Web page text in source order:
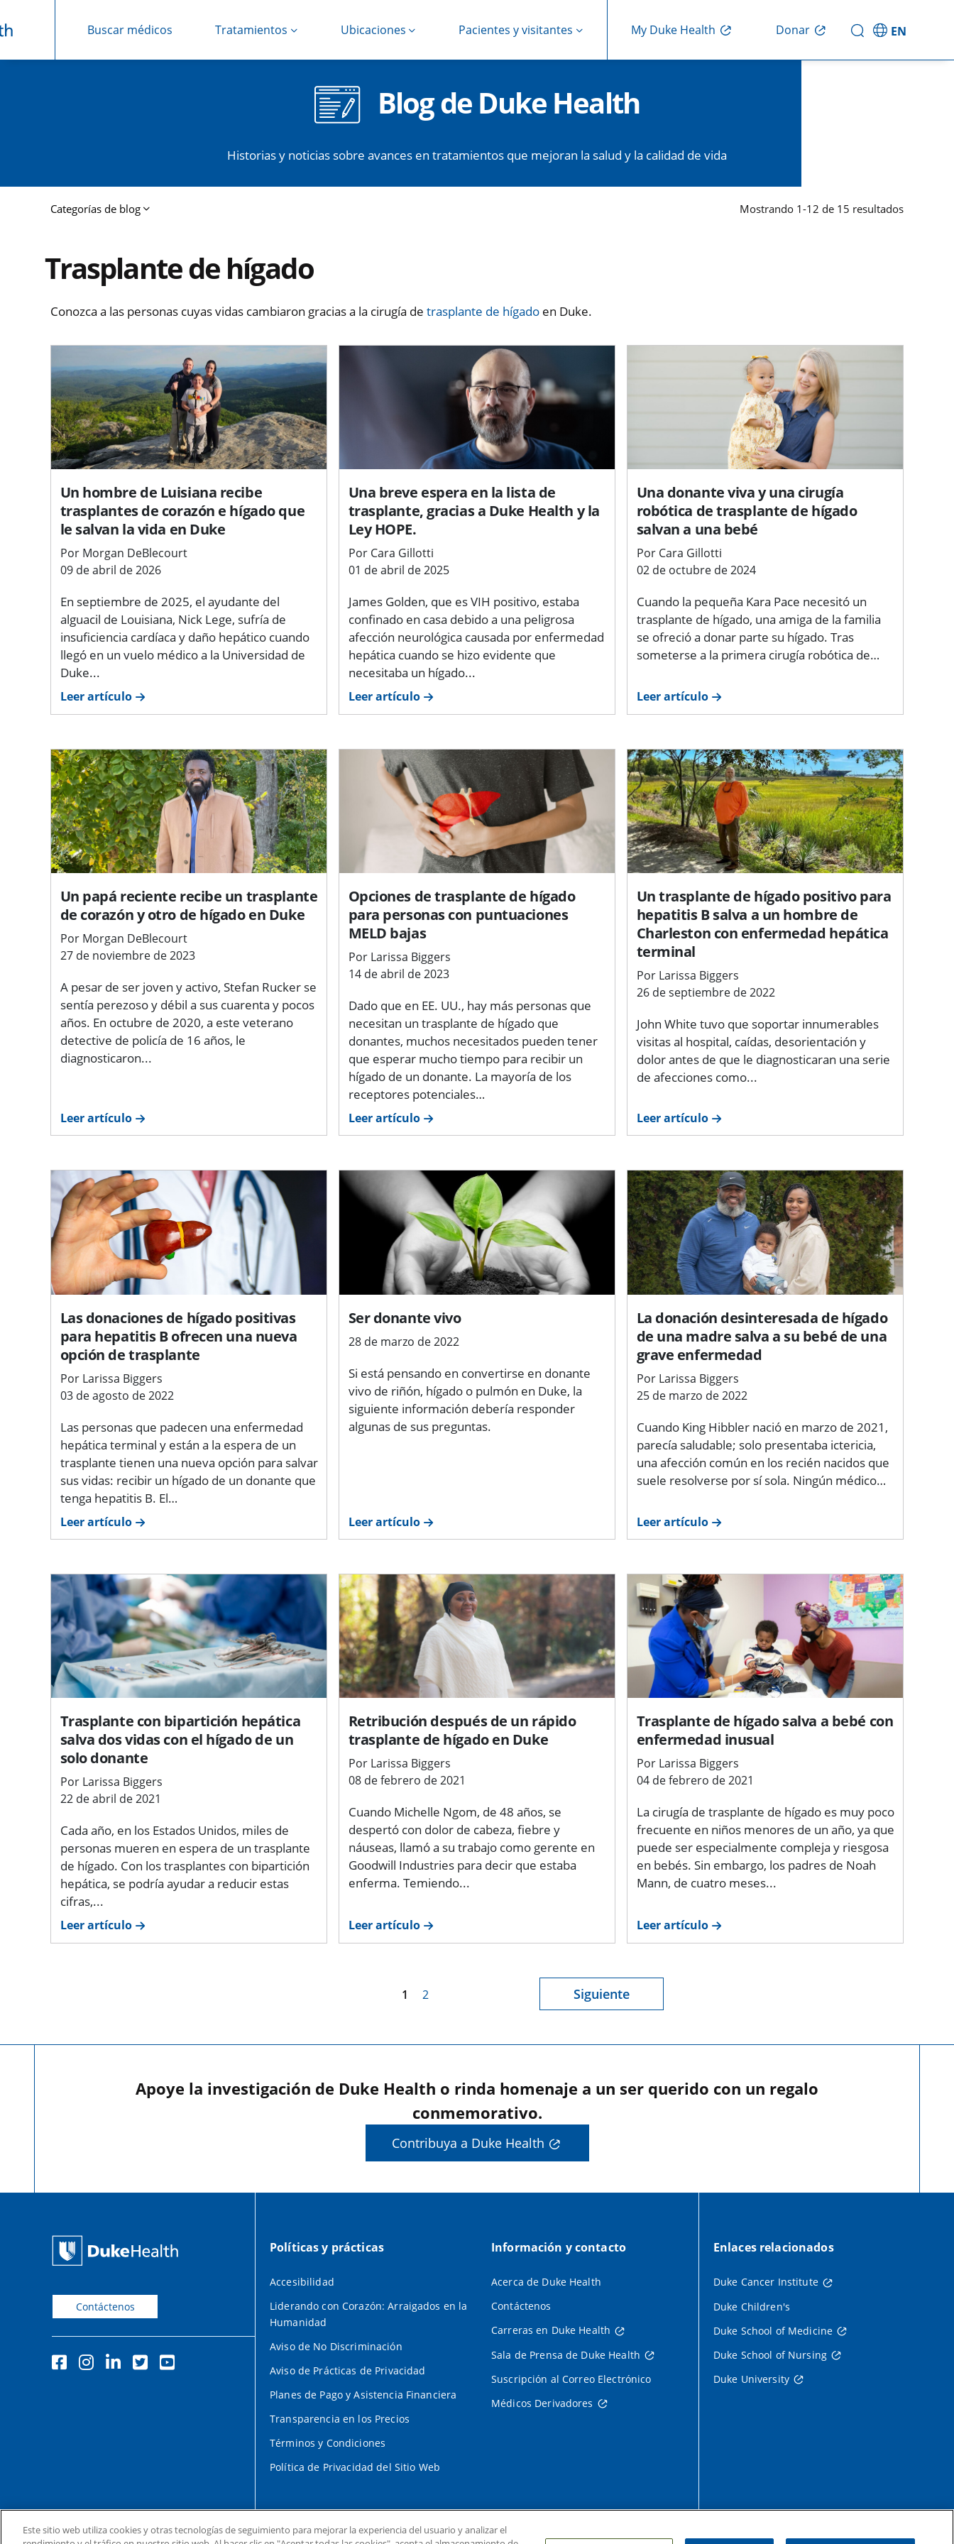
Buscar médicos Tratamientos Ubicaciones Pacientes y visitantes My Duke Health Donar EN
Blog de Duke Health
Historias y noticias sobre avances en tratamientos que mejoran la salud y la calidad de vida
Categorías de blog Mostrando 1-12 de 15 resultados
Trasplante de hígado
Conozca a las personas cuyas vidas cambiaron gracias a la cirugía de trasplante de hígadoen Duke.
Un hombre de Luisiana recibe
trasplantes de corazón e hígado que
le salvan la vida en Duke
Por Morgan DeBlecourt
09 de abril de 2026
En septiembre de 2025, el ayudante del
alguacil de Louisiana, Nick Lege, sufría de
insuficiencia cardíaca y daño hepático cuando
llegó en un vuelo médico a la Universidad de
Duke...
Leer artículo
Una breve espera en la lista de
trasplante, gracias a Duke Health y la
Ley HOPE.
Por Cara Gillotti
01 de abril de 2025
James Golden, que es VIH positivo, estaba
confinado en casa debido a una peligrosa
afección neurológica causada por enfermedad
hepática cuando se hizo evidente que
necesitaba un hígado...
Leer artículo
Una donante viva y una cirugía
robótica de trasplante de hígado
salvan a una bebé
Por Cara Gillotti
02 de octubre de 2024
Cuando la pequeña Kara Pace necesitó un
trasplante de hígado, una amiga de la familia
se ofreció a donar parte su hígado. Tras
someterse a la primera cirugía robótica de…
Leer artículo
Un papá reciente recibe un trasplante
de corazón y otro de hígado en Duke
Por Morgan DeBlecourt
27 de noviembre de 2023
A pesar de ser joven y activo, Stefan Rucker se
sentía perezoso y débil a sus cuarenta y pocos
años. En octubre de 2020, a este veterano
detective de policía de 16 años, le
diagnosticaron...
Leer artículo
Opciones de trasplante de hígado
para personas con puntuaciones
MELD bajas
Por Larissa Biggers
14 de abril de 2023
Dado que en EE. UU., hay más personas que
necesitan un trasplante de hígado que
donantes, muchos necesitados pueden tener
que esperar mucho tiempo para recibir un
hígado de un donante. La mayoría de los
receptores potenciales…
Leer artículo
Un trasplante de hígado positivo para
hepatitis B salva a un hombre de
Charleston con enfermedad hepática
terminal
Por Larissa Biggers
26 de septiembre de 2022
John White tuvo que soportar innumerables
visitas al hospital, caídas, desorientación y
dolor antes de que le diagnosticaran una serie
de afecciones como...
Leer artículo
Las donaciones de hígado positivas
para hepatitis B ofrecen una nueva
opción de trasplante
Por Larissa Biggers
03 de agosto de 2022
Las personas que padecen una enfermedad
hepática terminal y están a la espera de un
trasplante tienen una nueva opción para salvar
sus vidas: recibir un hígado de un donante que
tenga hepatitis B. El…
Leer artículo
Ser donante vivo
28 de marzo de 2022
Si está pensando en convertirse en donante
vivo de riñón, hígado o pulmón en Duke, la
siguiente información debería responder
algunas de sus preguntas.
Leer artículo
La donación desinteresada de hígado
de una madre salva a su bebé de una
grave enfermedad
Por Larissa Biggers
25 de marzo de 2022
Cuando King Hibbler nació en marzo de 2021,
parecía saludable; solo presentaba ictericia,
una afección común en los recién nacidos que
suele resolverse por sí sola. Ningún médico…
Leer artículo
Trasplante con bipartición hepática
salva dos vidas con el hígado de un
solo donante
Por Larissa Biggers
22 de abril de 2021
Cada año, en los Estados Unidos, miles de
personas mueren en espera de un trasplante
de hígado. Con los trasplantes con bipartición
hepática, se podría ayudar a reducir estas
cifras,...
Leer artículo
Retribución después de un rápido
trasplante de hígado en Duke
Por Larissa Biggers
08 de febrero de 2021
Cuando Michelle Ngom, de 48 años, se
despertó con dolor de cabeza, fiebre y
náuseas, llamó a su trabajo como gerente en
Goodwill Industries para decir que estaba
enferma. Temiendo...
Leer artículo
Trasplante de hígado salva a bebé con
enfermedad inusual
Por Larissa Biggers
04 de febrero de 2021
La cirugía de trasplante de hígado es muy poco
frecuente en niños menores de un año, ya que
puede ser especialmente compleja y riesgosa
en bebés. Sin embargo, los padres de Noah
Mann, de cuatro meses...
Leer artículo
1 2 Siguiente
Apoye la investigación de Duke Health o rinda homenaje a un ser querido con un regalo
conmemorativo.
Contribuya a Duke Health
Contáctenos
Políticas y prácticas
Accesibilidad
Liderando con Corazón: Arraigados en la
Humanidad
Aviso de No Discriminación
Aviso de Prácticas de Privacidad
Planes de Pago y Asistencia Financiera
Transparencia en los Precios
Términos y Condiciones
Política de Privacidad del Sitio Web
Información y contacto
Acerca de Duke Health
Contáctenos
Carreras en Duke Health
Sala de Prensa de Duke Health
Suscripción al Correo Electrónico
Médicos Derivadores
Enlaces relacionados
Duke Cancer Institute
Duke Children's
Duke School of Medicine
Duke School of Nursing
Duke University
Este sitio web utiliza cookies y otras tecnologías de seguimiento para mejorar la experiencia del usuario y analizar el